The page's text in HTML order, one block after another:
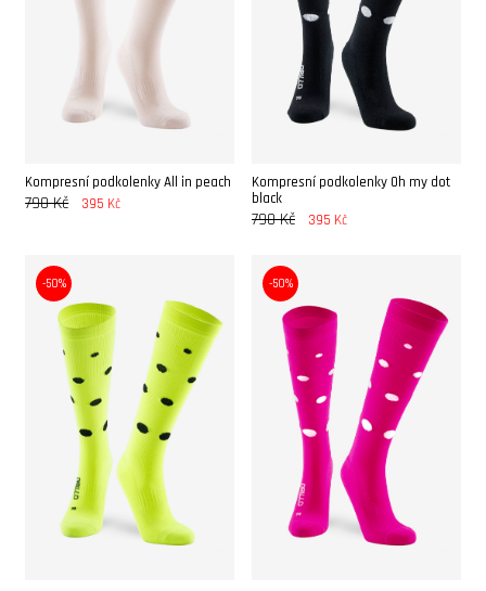
Kompresní podkolenky All in peach
790 Kč 395 Kč
Kompresní podkolenky Oh my dot
black
790 Kč 395 Kč
-50% -50%